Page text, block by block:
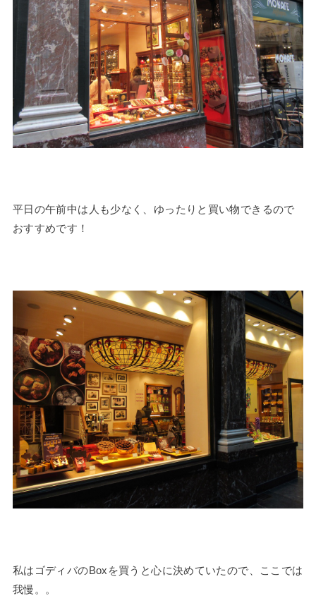
平日の午前中は人も少なく、ゆったりと買い物できるので
おすすめです！
私はゴディバのBoxを買うと心に決めていたので、ここでは
我慢。。